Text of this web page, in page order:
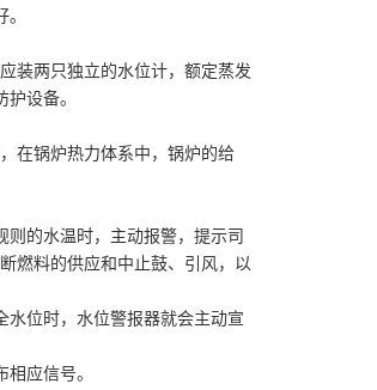
装两只独立的水位计，额定蒸发
设备。
在锅炉热力体系中，锅炉的给
则的水温时，主动报警，提示司
燃料的供应和中止鼓、引风，以
水位时，水位警报器就会主动宣
应信号。